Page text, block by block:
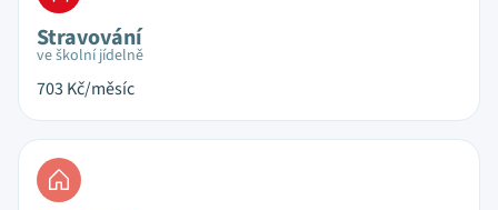
Stravování
ve školní jídelně
703 Kč/měsíc